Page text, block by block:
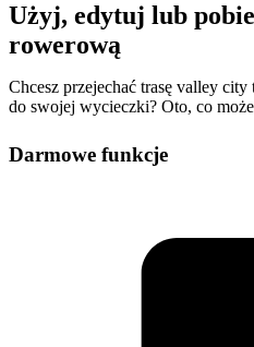
Użyj, edytuj lub
rowerową
Chcesz przejechać trasę valley
do swojej wycieczki? Oto, co
Darmowe funkcje